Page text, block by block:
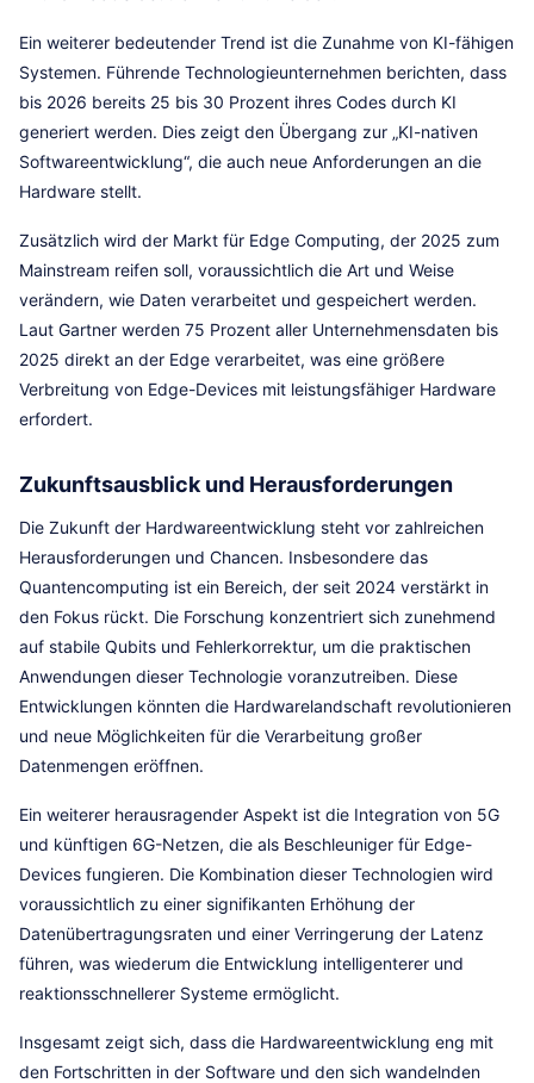
Ein weiterer bedeutender Trend ist die Zunahme von KI-fähigen
Systemen. Führende Technologieunternehmen berichten, dass
bis 2026 bereits 25 bis 30 Prozent ihres Codes durch KI
generiert werden. Dies zeigt den Übergang zur „KI-nativen
Softwareentwicklung“, die auch neue Anforderungen an die
Hardware stellt.
Zusätzlich wird der Markt für Edge Computing, der 2025 zum
Mainstream reifen soll, voraussichtlich die Art und Weise
verändern, wie Daten verarbeitet und gespeichert werden.
Laut Gartner werden 75 Prozent aller Unternehmensdaten bis
2025 direkt an der Edge verarbeitet, was eine größere
Verbreitung von Edge-Devices mit leistungsfähiger Hardware
erfordert.
Zukunftsausblick und Herausforderungen
Die Zukunft der Hardwareentwicklung steht vor zahlreichen
Herausforderungen und Chancen. Insbesondere das
Quantencomputing ist ein Bereich, der seit 2024 verstärkt in
den Fokus rückt. Die Forschung konzentriert sich zunehmend
auf stabile Qubits und Fehlerkorrektur, um die praktischen
Anwendungen dieser Technologie voranzutreiben. Diese
Entwicklungen könnten die Hardwarelandschaft revolutionieren
und neue Möglichkeiten für die Verarbeitung großer
Datenmengen eröffnen.
Ein weiterer herausragender Aspekt ist die Integration von 5G
und künftigen 6G-Netzen, die als Beschleuniger für Edge-
Devices fungieren. Die Kombination dieser Technologien wird
voraussichtlich zu einer signifikanten Erhöhung der
Datenübertragungsraten und einer Verringerung der Latenz
führen, was wiederum die Entwicklung intelligenterer und
reaktionsschnellerer Systeme ermöglicht.
Insgesamt zeigt sich, dass die Hardwareentwicklung eng mit
den Fortschritten in der Software und den sich wandelnden